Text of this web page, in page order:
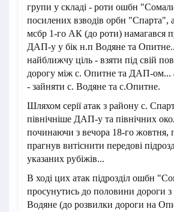
групи у складі - роти ошбн
посилених взводів орбн "Спарта",
мсбр 1-го АК (до роти) намагався
ДАП-у у бік н.п Водяне та
найближчу ціль - взяти під свій
дорогу між с. Опитне та ДАП-ом...
- зайняти с. Водяне та с.Опитне.
Шляхом серії атак з району с.
північніше ДАП-у та північних
починаючи з вечора 18-го жовтня,
прагнув витіснити передові
указаних рубіжів...
В ході цих атак підрозділ ошбн
просунутись до половини дороги з
Водяне (до розвилки дороги на